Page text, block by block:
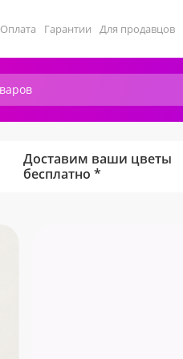
Оплата Гарантии Для продавцов
Доставим ваши цветы
бесплатно *